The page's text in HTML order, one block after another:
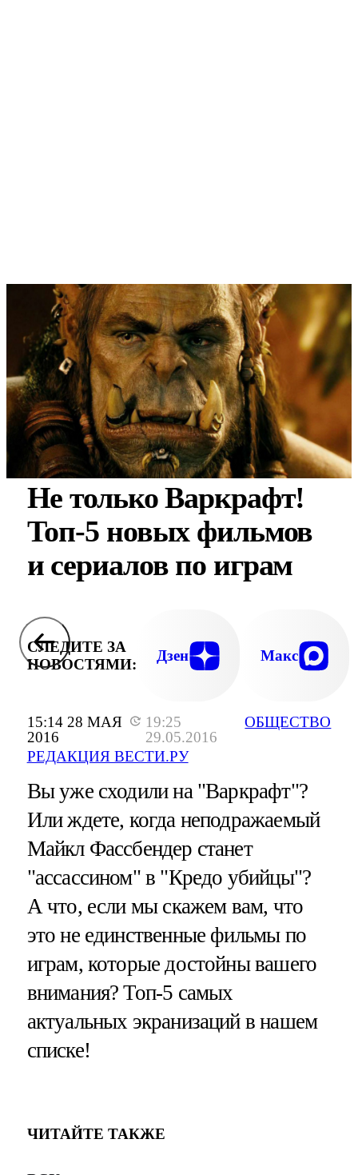
15:14 28 МАЯ
2016
19:25
29.05.2016
РЕДАКЦИЯ ВЕСТИ.РУ
ОБЩЕСТВО
Не только Варкрафт!
Топ-5 новых фильмов
и сериалов по играм
СЛЕДИТЕ ЗА
НОВОСТЯМИ:
Дзен Макс
Вы уже сходили на "Варкрафт"?
Или ждете, когда неподражаемый
Майкл Фассбендер станет
"ассассином" в "Кредо убийцы"?
А что, если мы скажем вам, что
это не единственные фильмы по
играм, которые достойны вашего
внимания? Топ-5 самых
актуальных экранизаций в нашем
списке!
ЧИТАЙТЕ ТАКЖЕ